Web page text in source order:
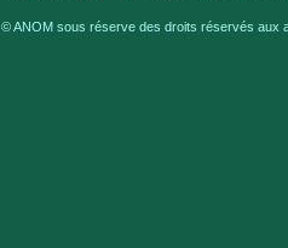
© ANOM sous réserve des droits réservés aux